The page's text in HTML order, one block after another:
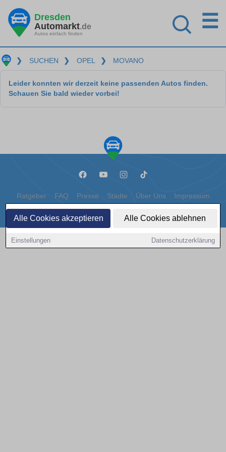
Alle Cookies akzeptieren Alle Cookies ablehnen
Einstellungen Datenschutzerklärung
Dresden
Automarkt.de
Autos einfach finden
☰
❯ SUCHEN ❯ OPEL ❯ MOVANO
Leider konnten wir derzeit keine passenden Autos finden.
Schauen Sie bald wieder vorbei!
Ratgeber FAQ Presse Städte Über Uns Impressum
Datenschutz Cookies
Copyright © 2000 - 2026 | 1A Infosysteme GmbH | Content by: 1a-sites-autos